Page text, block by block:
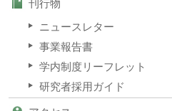
刊行物
ニュースレター
事業報告書
学内制度リーフレット
研究者採用ガイド